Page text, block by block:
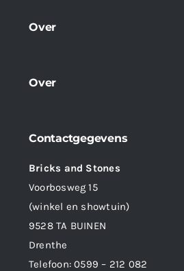
Over
Over
Contactgegevens
Bricks and Stones
Voorbosweg 15
(winkel en showtuin)
9528 TA BUINEN
Drenthe
Telefoon:0599 – 212 082